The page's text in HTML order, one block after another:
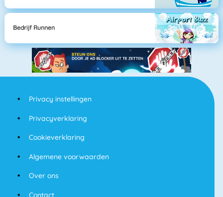
Bedrijf Runnen
Privacy instellingen
Privacyverklaring
Cookieverklaring
Algemene voorwaarden
Over ons
Contact